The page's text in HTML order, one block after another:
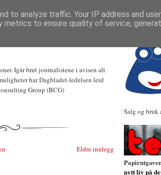
Igår brøt journalistene i avisen alt
har Dagbladet-ledelsen leid
Group (BCG)
Eldre innlegg
Salg og bruk
nytt liv på
to analyze traffic. Your IP address and
to ensure quality of service,